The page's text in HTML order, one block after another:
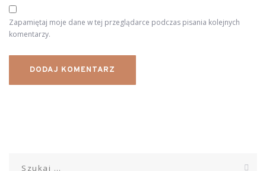
Zapamiętaj moje dane w tej przeglądarce podczas pisania kolejnych
komentarzy.